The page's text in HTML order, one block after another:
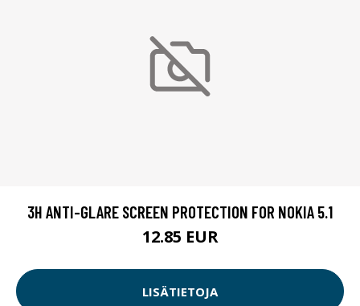
3H ANTI-GLARE SCREEN PROTECTION FOR NOKIA 5.1
12.85 EUR
LISÄTIETOJA